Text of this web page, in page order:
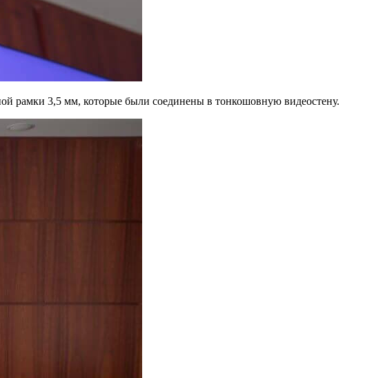
рамки 3,5 мм, которые были соединены в тонкошовную видеостену.